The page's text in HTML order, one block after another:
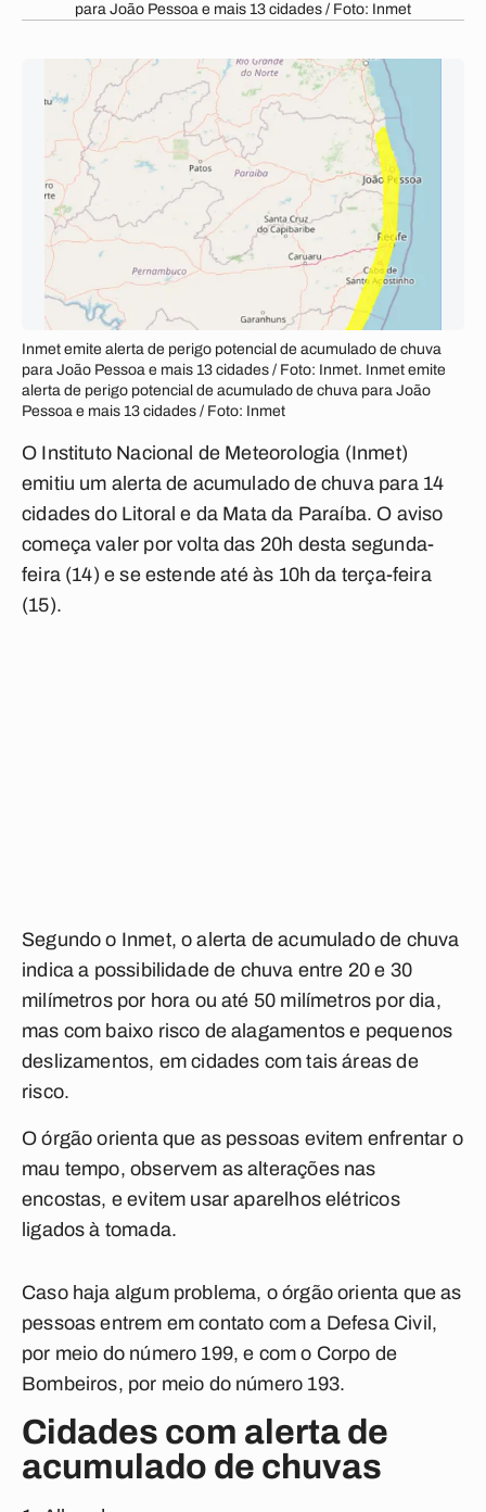
para João Pessoa e mais 13 cidades / Foto: Inmet
Inmet emite alerta de perigo potencial de acumulado de chuva
para João Pessoa e mais 13 cidades / Foto: Inmet. Inmet emite
alerta de perigo potencial de acumulado de chuva para João
Pessoa e mais 13 cidades / Foto: Inmet
O Instituto Nacional de Meteorologia (Inmet)
emitiu um alerta de acumulado de chuva para 14
cidades do Litoral e da Mata da Paraíba. O aviso
começa valer por volta das 20h desta segunda-
feira (14) e se estende até às 10h da terça-feira
(15).
Segundo o Inmet, o alerta de acumulado de chuva
indica a possibilidade de chuva entre 20 e 30
milímetros por hora ou até 50 milímetros por dia,
mas com baixo risco de alagamentos e pequenos
deslizamentos, em cidades com tais áreas de
risco.
O órgão orienta que as pessoas evitem enfrentar o
mau tempo, observem as alterações nas
encostas, e evitem usar aparelhos elétricos
ligados à tomada.
Caso haja algum problema, o órgão orienta que as
pessoas entrem em contato com a Defesa Civil,
por meio do número 199, e com o Corpo de
Bombeiros, por meio do número 193.
Cidades com alerta de
acumulado de chuvas